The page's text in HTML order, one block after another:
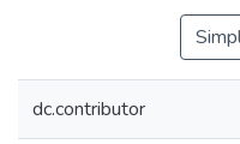
dc.contributor